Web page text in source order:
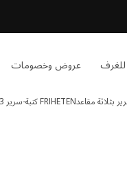
للغرف عروض وخصومات
بثلاثة مقاعدFRIHETENكنبة-سرير 3 مقاعد